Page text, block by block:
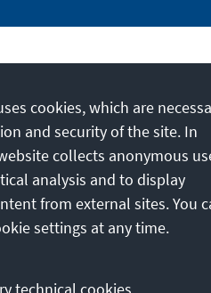
Stiftung e.V.
Office Ethiopia / African
City, #439
10
110337
cookies, which are
and security of the site. In
collects anonymous
analysis and to display
from external sites. You
settings at any time.